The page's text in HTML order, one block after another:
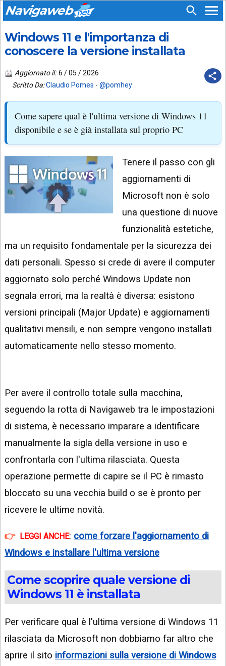
Navigaweb
HOME
SIAMO
SUPPORTO
CONTATTA
PIÙ
LETTI
ULTIMI
POST
ARGOMENTI:
IPHONE
ANDROID
AI
STRUMENTI
WEB
SEGUICI
SU:
APP
ANDROID
EMAIL
TELEGRAM
TIKTOK
FACEBOOK
YOUTUBE
GOOGLE
NEWS
LINKEDIN
Windows 11 e l'importanza di
conoscere la versione installata
Aggiornato il: 6 / 05 / 2026
Scritto Da:Claudio Pomes - @pomhey
Come sapere qual è l'ultima versione di Windows 11
disponibile e se è già installata sul proprio PC
Tenere il passo con gli
aggiornamenti di
Microsoft non è solo
una questione di nuove
funzionalità estetiche,
ma un requisito fondamentale per la sicurezza dei
dati personali. Spesso si crede di avere il computer
aggiornato solo perché Windows Update non
segnala errori, ma la realtà è diversa: esistono
versioni principali (Major Update) e aggiornamenti
qualitativi mensili, e non sempre vengono installati
automaticamente nello stesso momento.
Per avere il controllo totale sulla macchina,
seguendo la rotta di Navigaweb tra le impostazioni
di sistema, è necessario imparare a identificare
manualmente la sigla della versione in uso e
confrontarla con l'ultima rilasciata. Questa
operazione permette di capire se il PC è rimasto
bloccato su una vecchia build o se è pronto per
ricevere le ultime novità.
LEGGI ANCHE: come forzare l'aggiornamento di
Windows e installare l'ultima versione
Come scoprire quale versione di
Windows 11 è installata
Per verificare qual è l'ultima versione di Windows 11
rilasciata da Microsoft non dobbiamo far altro che
aprire il sito informazioni sulla versione di Windows